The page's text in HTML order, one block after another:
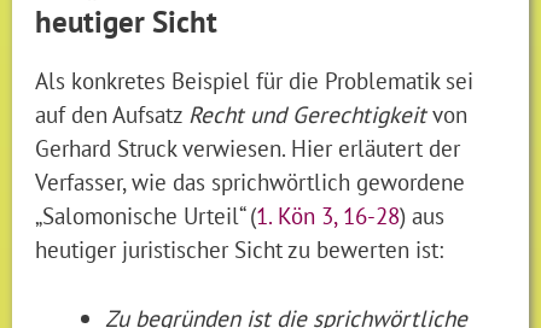
heutiger Sicht
Als konkretes Beispiel für die Problematik sei
auf den Aufsatz Recht und Gerechtigkeitvon
Gerhard Struck verwiesen. Hier erläutert der
Verfasser, wie das sprichwörtlich gewordene
„Salomonische Urteil“ (1. Kön 3, 16-28) aus
heutiger juristischer Sicht zu bewerten ist:
Zu begründen ist die sprichwörtliche